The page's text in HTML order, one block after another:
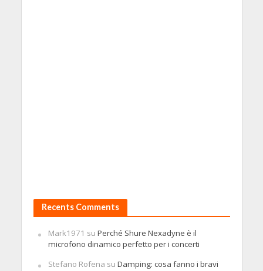
Recents Comments
Mark1971 su Perché Shure Nexadyne è il
microfono dinamico perfetto per i concerti
Stefano Rofena su Damping: cosa fanno i bravi